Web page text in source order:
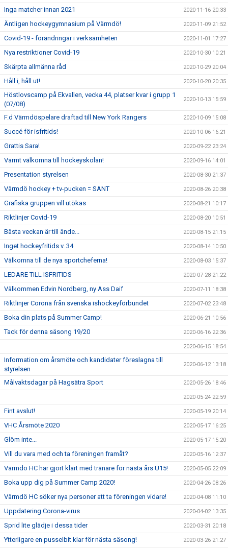
Inga matcher innan 2021 2020-11-16 20:33
Äntligen hockeygymnasium på Värmdö! 2020-11-09 21:52
Covid-19 - förändringar i verksamheten 2020-11-01 17:27
Nya restriktioner Covid-19 2020-10-30 10:21
Skärpta allmänna råd 2020-10-29 20:04
Håll i, håll ut! 2020-10-20 20:35
Höstlovscamp på Ekvallen, vecka 44, platser kvar i grupp 1
(07/08)
2020-10-13 15:59
F.d Värmdöspelare draftad till New York Rangers 2020-10-09 15:08
Succé för isfritids! 2020-10-06 16:21
Grattis Sara! 2020-09-22 23:24
Varmt välkomna till hockeyskolan! 2020-09-16 14:01
Presentation styrelsen 2020-08-30 21:37
Värmdö hockey + tv-pucken = SANT 2020-08-26 20:38
Grafiska gruppen vill utökas 2020-08-21 10:17
Riktlinjer Covid-19 2020-08-20 10:51
Bästa veckan är till ände... 2020-08-15 21:15
Inget hockeyfritids v. 34 2020-08-14 10:50
Välkomna till de nya sportcheferna! 2020-08-03 15:37
LEDARE TILL ISFRITIDS 2020-07-28 21:22
Välkommen Edvin Nordberg, ny Ass Daif 2020-07-11 18:38
Riktlinjer Corona från svenska ishockeyförbundet 2020-07-02 23:48
Boka din plats på Summer Camp! 2020-06-21 10:56
Tack för denna säsong 19/20 2020-06-16 22:36
2020-06-15 18:54
Information om årsmöte och kandidater föreslagna till
styrelsen
2020-06-12 13:18
Målvaktsdagar på Hagsätra Sport 2020-05-26 18:46
2020-05-24 22:59
Fint avslut! 2020-05-19 20:14
VHC Årsmöte 2020 2020-05-17 16:25
Glöm inte... 2020-05-17 15:20
Vill du vara med och ta föreningen framåt? 2020-05-16 12:37
Värmdö HC har gjort klart med tränare för nästa års U15! 2020-05-05 22:09
Boka upp dig på Summer Camp 2020! 2020-04-26 08:26
Värmdö HC söker nya personer att ta föreningen vidare! 2020-04-08 11:10
Uppdatering Corona-virus 2020-04-02 13:35
Sprid lite glädje i dessa tider 2020-03-31 20:18
Ytterligare en pusselbit klar för nästa säsong! 2020-03-26 21:27